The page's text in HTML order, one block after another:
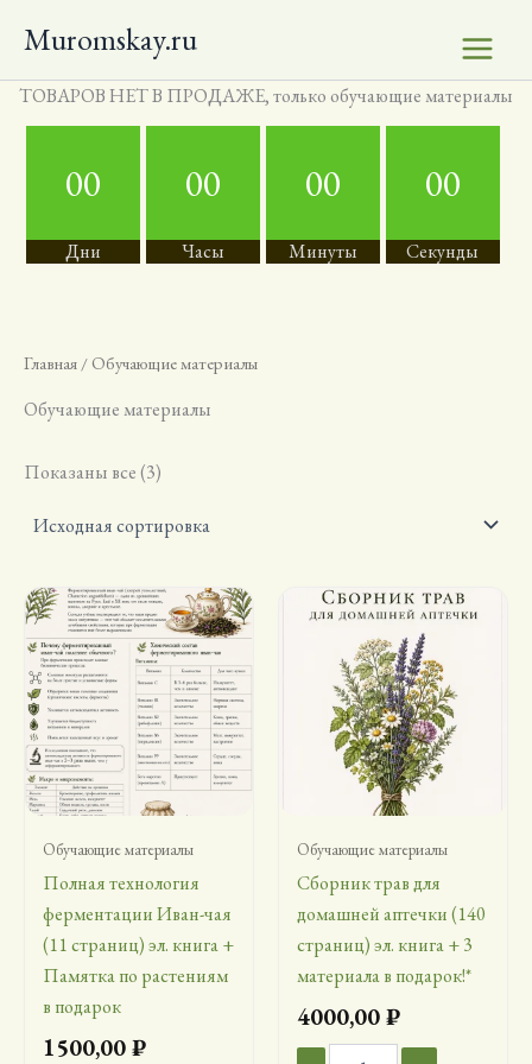
содержимому
Muromskay.ru
ТОВАРОВ НЕТ В ПРОДАЖЕ, только обучающие материалы
00
Дни
00
Часы
00
Минуты
00
Секунды
Главная / Обучающие материалы
Обучающие материалы
Показаны все (3)
Обучающие материалы
Полная технология
ферментации Иван-чая
(11 страниц) эл. книга +
Памятка по растениям
в подарок
1500,00₽
Обучающие материалы
Сборник трав для
домашней аптечки (140
страниц) эл. книга + 3
материала в подарок!*
4000,00₽
Количество